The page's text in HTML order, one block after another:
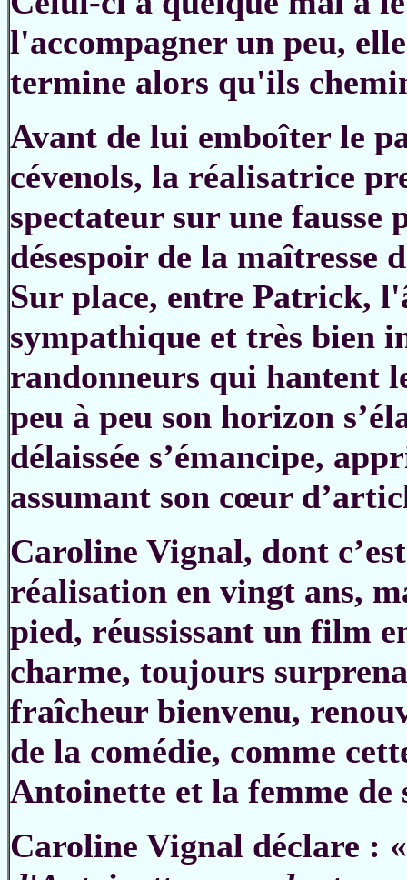
l'accompagner un peu,
termine alors qu'ils
Avant de lui emboîter le
cévenols, la réalisatrice
spectateur sur une fausse
désespoir de la maîtresse
Sur place, entre Patrick,
sympathique et très bien
randonneurs qui hantent
peu à peu son horizon
délaissée s’émancipe,
assumant son cœur
Caroline Vignal, dont
réalisation en vingt ans,
pied, réussissant un film
charme, toujours
fraîcheur bienvenu,
de la comédie, comme
Antoinette et la femme de
Caroline Vignal déclare : «